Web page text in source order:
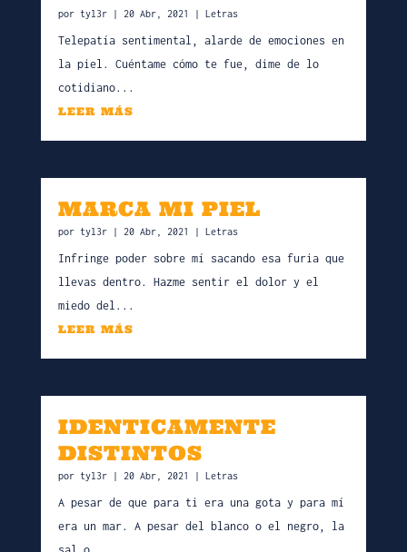
por tyl3r| 20 Abr, 2021 | Letras
Telepatía sentimental, alarde de emociones en
la piel. Cuéntame cómo te fue, dime de lo
cotidiano...
LEER MÁS
MARCA MI PIEL
por tyl3r| 20 Abr, 2021 | Letras
Infringe poder sobre mí sacando esa furia que
llevas dentro. Hazme sentir el dolor y el
miedo del...
LEER MÁS
IDENTICAMENTE
DISTINTOS
por tyl3r| 20 Abr, 2021 | Letras
A pesar de que para ti era una gota y para mí
era un mar. A pesar del blanco o el negro, la